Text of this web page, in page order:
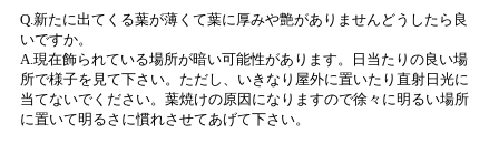
Q.新たに出てくる葉が薄くて葉に厚みや艶がありませんどうしたら良
いですか。
A.現在飾られている場所が暗い可能性があります。日当たりの良い場
所で様子を見て下さい。ただし、いきなり屋外に置いたり直射日光に
当てないでください。葉焼けの原因になりますので徐々に明るい場所
に置いて明るさに慣れさせてあげて下さい。